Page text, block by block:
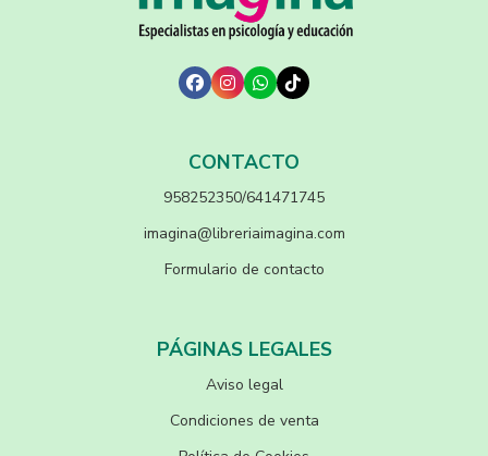
CONTACTO
958252350/641471745
imagina@libreriaimagina.com
Formulario de contacto
PÁGINAS LEGALES
Aviso legal
Condiciones de venta